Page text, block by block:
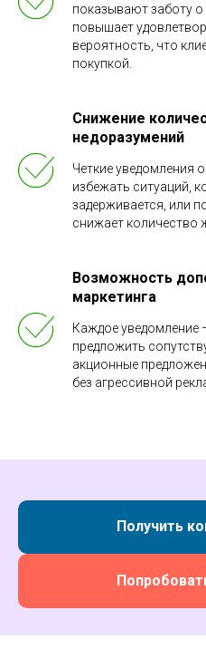
показывают заботу о
повышает
вероятность, что
покупкой.
Снижение
недоразумений
Четкие уведомления
избежать ситуаций,
задерживается, или
снижает количество
Возможность
маркетинга
Каждое уведомление
предложить
акционные
без агрессивной
Получить